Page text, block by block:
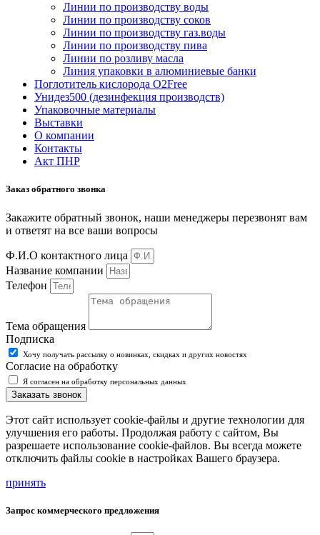
Линии по производству воды
Линии по производству соков
Линии по производству газ.воды
Линии по производству пива
Линии по розливу масла
Линия упаковки в алюминиевые банки
Поглотитель кислорода O2Free
Унидез500 (дезинфекция производств)
Упаковочные материалы
Выставки
О компании
Контакты
Акт ПНР
Заказ обратного звонка
Закажите обратный звонок, наши менеджеры перезвонят вам
и ответят на все ваши вопросы
Ф.И.О контактного лица
Название компании
Телефон
Тема обращения
Подписка
Хочу получать рассылку о новинках, скидках и других новостях
Согласие на обработку
Я согласен на обработку персональных данных
Заказать звонок
Этот сайт использует cookie-файлы и другие технологии для
улучшения его работы. Продолжая работу с сайтом, Вы
разрешаете использование cookie-файлов. Вы всегда можете
отключить файлы cookie в настройках Вашего браузера.
принять
Запрос коммерческого предложения